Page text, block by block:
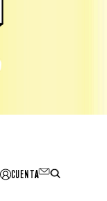
CUENTA